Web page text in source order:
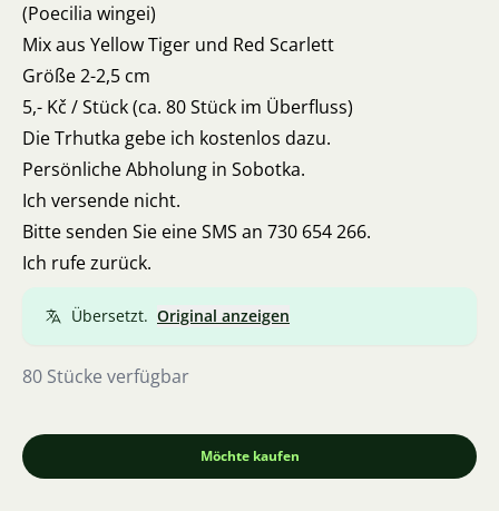
(Poecilia wingei)
Mix aus Yellow Tiger und Red Scarlett
Größe 2-2,5 cm
5,- Kč / Stück (ca. 80 Stück im Überfluss)
Die Trhutka gebe ich kostenlos dazu.
Persönliche Abholung in Sobotka.
Ich versende nicht.
Bitte senden Sie eine SMS an 730 654 266.
Ich rufe zurück.
Übersetzt. Original anzeigen
80 Stücke verfügbar
Möchte kaufen